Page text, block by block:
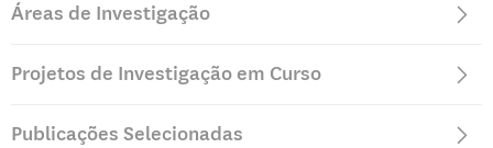
Áreas de Investigação
Projetos de Investigação em Curso
Publicações Selecionadas